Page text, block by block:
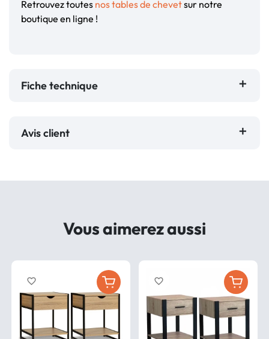
Retrouvez toutes nos tables de chevetsur notre
boutique en ligne !
Fiche technique
Avis client
Vous aimerez aussi
favorite_border favorite_border